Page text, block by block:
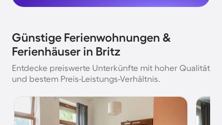
Günstige Ferienwohnungen &
Ferienhäuser in Britz
Entdecke preiswerte Unterkünfte mit hoher Qualität
und bestem Preis-Leistungs-Verhältnis.